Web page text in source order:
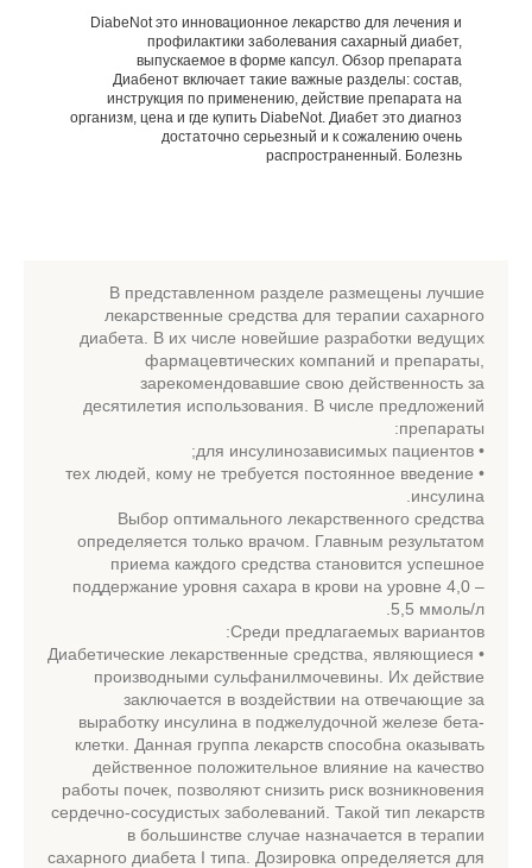
DiabeNot это инновационное лекарство для лечения и
профилактики заболевания сахарный диабет,
выпускаемое в форме капсул. Обзор препарата
Диабенот включает такие важные разделы: состав,
инструкция по применению, действие препарата на
организм, цена и где купить DiabeNot. Диабет это диагноз
достаточно серьезный и к сожалению очень
распространенный. Болезнь
В представленном разделе размещены лучшие
лекарственные средства для терапии сахарного
диабета. В их числе новейшие разработки ведущих
фармацевтических компаний и препараты,
зарекомендовавшие свою действенность за
десятилетия использования. В числе предложений
препараты:
• для инсулинозависимых пациентов;
• тех людей, кому не требуется постоянное введение
инсулина.
Выбор оптимального лекарственного средства
определяется только врачом. Главным результатом
приема каждого средства становится успешное
поддержание уровня сахара в крови на уровне 4,0 –
5,5 ммоль/л.
Среди предлагаемых вариантов:
• Диабетические лекарственные средства, являющиеся
производными сульфанилмочевины. Их действие
заключается в воздействии на отвечающие за
выработку инсулина в поджелудочной железе бета-
клетки. Данная группа лекарств способна оказывать
действенное положительное влияние на качество
работы почек, позволяют снизить риск возникновения
сердечно-сосудистых заболеваний. Такой тип лекарств
в большинстве случае назначается в терапии
сахарного диабета I типа. Дозировка определяется для